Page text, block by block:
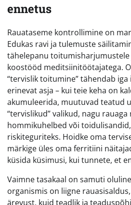
ennetus
Rauataseme kontrollimine on
Edukas ravi ja tulemuste
tähelepanu
koostööd meditsiinitöötajatega.
“tervislik toitumine” tähendab iga
erinevat asja – kui teie keha on
akumuleerida, muutuvad teatud
“tervislikud” valikud, nagu
hommikuhelbed või
riskiteguriteks. Hoidke oma
märkige üles oma ferritiini
küsida küsimusi, kui tunnete, et
Vaimne tasakaal on samuti
organismis on liigne
ärevust, kuid teadlik ja